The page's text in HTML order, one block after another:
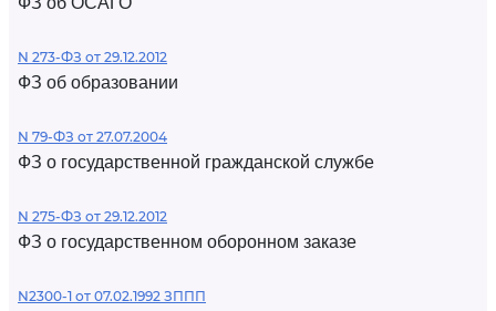
N 273-ФЗ от 29.12.2012
ФЗ об образовании
N 79-ФЗ от 27.07.2004
ФЗ о государственной гражданской службе
N 275-ФЗ от 29.12.2012
ФЗ о государственном оборонном заказе
N2300-1 от 07.02.1992 ЗППП